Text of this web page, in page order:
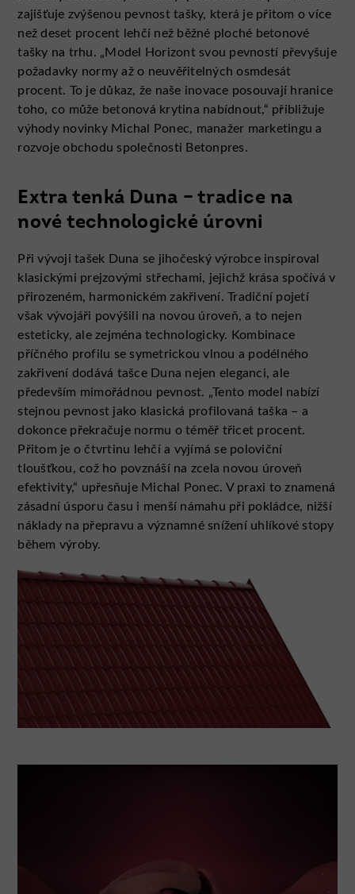
zajišťuje zvýšenou pevnost tašky, která je přitom o více
než deset procent lehčí než běžné ploché betonové
tašky na trhu. „Model Horizont svou pevností převyšuje
požadavky normy až o neuvěřitelných osmdesát
procent. To je důkaz, že naše inovace posouvají hranice
toho, co může betonová krytina nabídnout,“ přibližuje
výhody novinky Michal Ponec, manažer marketingu a
rozvoje obchodu společnosti Betonpres.
Extra tenká Duna – tradice na
nové technologické úrovni
Při vývoji tašek Duna se jihočeský výrobce inspiroval
klasickými prejzovými střechami, jejichž krása spočívá v
přirozeném, harmonickém zakřivení. Tradiční pojetí
však vývojáři povýšili na novou úroveň, a to nejen
esteticky, ale zejména technologicky. Kombinace
příčného profilu se symetrickou vlnou a podélného
zakřivení dodává tašce Duna nejen eleganci, ale
především mimořádnou pevnost. „Tento model nabízí
stejnou pevnost jako klasická profilovaná taška – a
dokonce překračuje normu o téměř třicet procent.
Přitom je o čtvrtinu lehčí a vyjímá se poloviční
tloušťkou, což ho povznáší na zcela novou úroveň
efektivity,“ upřesňuje Michal Ponec. V praxi to znamená
zásadní úsporu času i menší námahu při pokládce, nižší
náklady na přepravu a významné snížení uhlíkové stopy
během výroby.